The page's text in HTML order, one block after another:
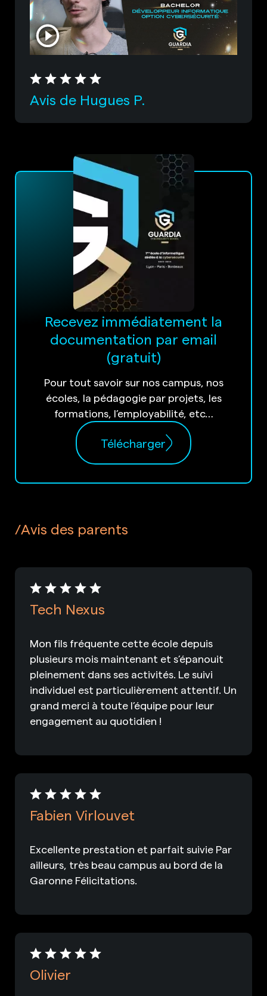
Avis de Hugues P.
Recevez immédiatement la
documentation par email
(gratuit)
Pour tout savoir sur nos campus, nos
écoles, la pédagogie par projets, les
formations, l’employabilité, etc…
Télécharger
Avis des parents
Tech Nexus
Mon fils fréquente cette école depuis
plusieurs mois maintenant et s’épanouit
pleinement dans ses activités. Le suivi
individuel est particulièrement attentif. Un
grand merci à toute l’équipe pour leur
engagement au quotidien !
Fabien Virlouvet
Excellente prestation et parfait suivie Par
ailleurs, très beau campus au bord de la
Garonne Félicitations.
Olivier